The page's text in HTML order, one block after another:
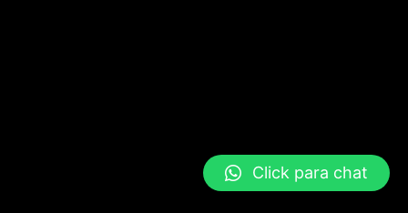
Click para chat